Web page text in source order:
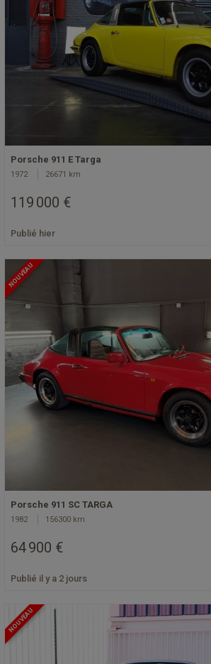
Porsche 911 E Targa
1972 26671 km
119 000 €
Publié hier
NOUVEAU
Porsche 911 SC TARGA
1982 156300 km
64 900 €
Publié il y a 2 jours
NOUVEAU